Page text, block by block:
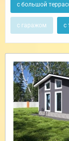
с большой
с гаражом с